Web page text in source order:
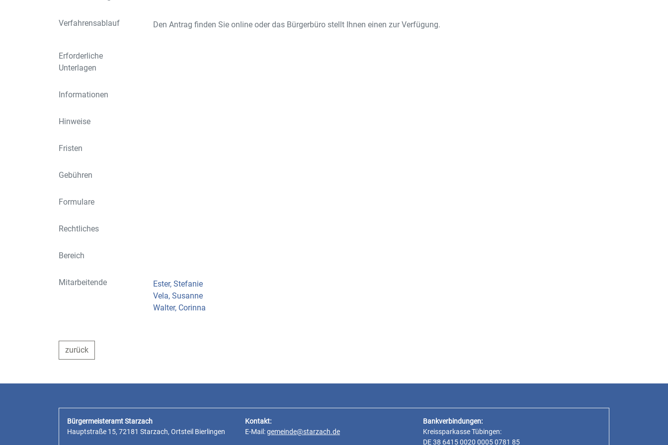
Verfahrensablauf Den Antrag finden Sie online oder das Bürgerbüro stellt Ihnen einen zur Verfügung.
Erforderliche
Unterlagen
Informationen
Hinweise
Fristen
Gebühren
Formulare
Rechtliches
Bereich
Mitarbeitende
Ester, Stefanie
Vela, Susanne
Walter, Corinna
zurück
Bürgermeisteramt Starzach
Hauptstraße 15, 72181 Starzach, Ortsteil Bierlingen
Kontakt:
E-Mail:gemeinde@starzach.de
Bankverbindungen:
Kreissparkasse Tübingen:
DE 38 6415 0020 0005 0781 85